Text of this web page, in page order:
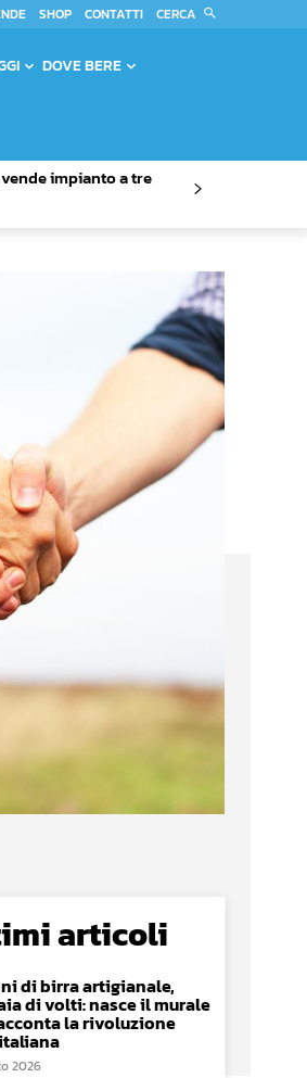
SHOP CONTATTI CERCA
DOVE BERE
impianto a tre
articoli
di birra artigianale,
di volti: nasce il murale
la rivoluzione
2026